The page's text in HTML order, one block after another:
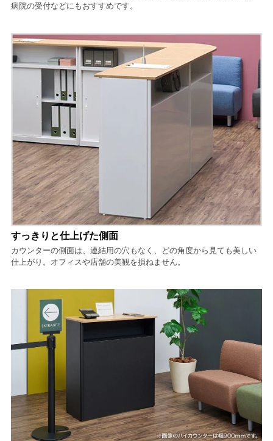
病院の受付などにもおすすめです。
すっきりと仕上げた側面
カウンターの側面は、連結用の穴もなく、どの角度から見ても美しい
仕上がり。オフィスや店舗の美観を損ねません。